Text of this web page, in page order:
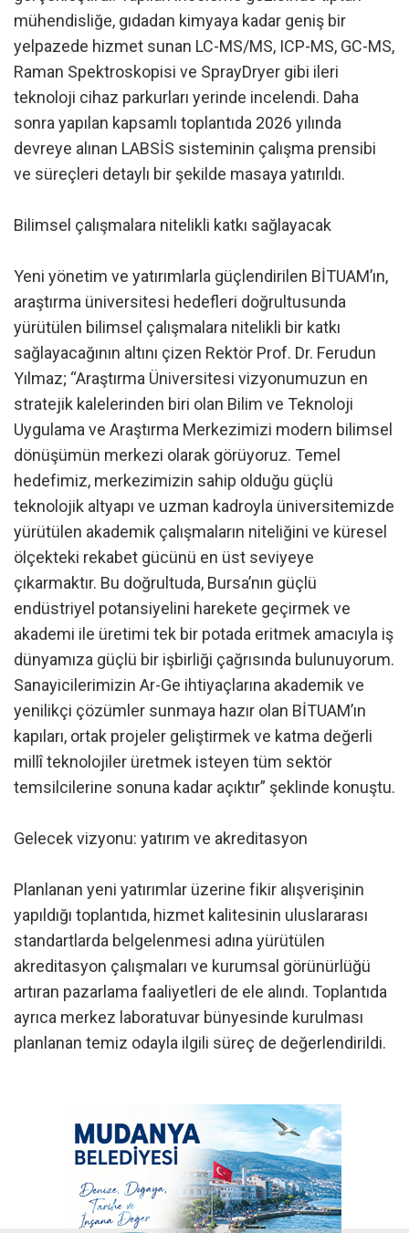
mühendisliğe, gıdadan kimyaya kadar geniş bir
yelpazede hizmet sunan LC-MS/MS, ICP-MS, GC-MS,
Raman Spektroskopisi ve SprayDryer gibi ileri
teknoloji cihaz parkurları yerinde incelendi. Daha
sonra yapılan kapsamlı toplantıda 2026 yılında
devreye alınan LABSİS sisteminin çalışma prensibi
ve süreçleri detaylı bir şekilde masaya yatırıldı.
Bilimsel çalışmalara nitelikli katkı sağlayacak
Yeni yönetim ve yatırımlarla güçlendirilen BİTUAM’ın,
araştırma üniversitesi hedefleri doğrultusunda
yürütülen bilimsel çalışmalara nitelikli bir katkı
sağlayacağının altını çizen Rektör Prof. Dr. Ferudun
Yılmaz; “Araştırma Üniversitesi vizyonumuzun en
stratejik kalelerinden biri olan Bilim ve Teknoloji
Uygulama ve Araştırma Merkezimizi modern bilimsel
dönüşümün merkezi olarak görüyoruz. Temel
hedefimiz, merkezimizin sahip olduğu güçlü
teknolojik altyapı ve uzman kadroyla üniversitemizde
yürütülen akademik çalışmaların niteliğini ve küresel
ölçekteki rekabet gücünü en üst seviyeye
çıkarmaktır. Bu doğrultuda, Bursa’nın güçlü
endüstriyel potansiyelini harekete geçirmek ve
akademi ile üretimi tek bir potada eritmek amacıyla iş
dünyamıza güçlü bir işbirliği çağrısında bulunuyorum.
Sanayicilerimizin Ar-Ge ihtiyaçlarına akademik ve
yenilikçi çözümler sunmaya hazır olan BİTUAM’ın
kapıları, ortak projeler geliştirmek ve katma değerli
millî teknolojiler üretmek isteyen tüm sektör
temsilcilerine sonuna kadar açıktır” şeklinde konuştu.
Gelecek vizyonu: yatırım ve akreditasyon
Planlanan yeni yatırımlar üzerine fikir alışverişinin
yapıldığı toplantıda, hizmet kalitesinin uluslararası
standartlarda belgelenmesi adına yürütülen
akreditasyon çalışmaları ve kurumsal görünürlüğü
artıran pazarlama faaliyetleri de ele alındı. Toplantıda
ayrıca merkez laboratuvar bünyesinde kurulması
planlanan temiz odayla ilgili süreç de değerlendirildi.